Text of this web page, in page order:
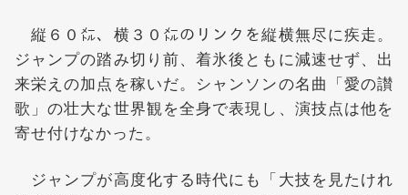
縦６０㍍、横３０㍍のリンクを縦横無尽に疾走。
ジャンプの踏み切り前、着氷後ともに減速せず、出
来栄えの加点を稼いだ。シャンソンの名曲「愛の讃
歌」の壮大な世界観を全身で表現し、演技点は他を
寄せ付けなかった。
ジャンプが高度化する時代にも「大技を見たけれ